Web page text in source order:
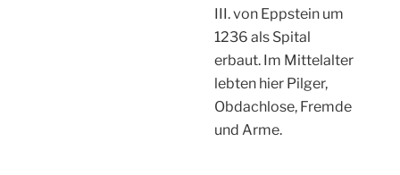
III. von Eppstein um
1236 als Spital
erbaut. Im Mittelalter
lebten hier Pilger,
Obdachlose, Fremde
und Arme.